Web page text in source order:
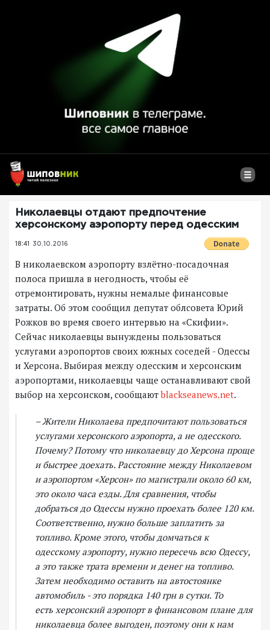
Николаевцы отдают предпочтение
херсонскому аэропорту перед одесским
18:41 30.10.2016
В николаевском аэропорту взлётно-посадочная
полоса пришла в негодность, чтобы её
отремонтировать, нужны немалые финансовые
затраты. Об этом сообщил депутат облсовета Юрий
Рожков во время своего интервью на «Скифии».
Сейчас николаевцы вынуждены пользоваться
услугами аэропортов своих южных соседей - Одессы
и Херсона. Выбирая между одесским и херсонским
аэропортами, николаевцы чаще останавливают свой
выбор на херсонском, сообщаютblackseanews.net.
– Жители Николаева предпочитают пользоваться
услугами херсонского аэропорта, а не одесского.
Почему? Потому что николаевцу до Херсона проще
и быстрее доехать. Расстояние между Николаевом
и аэропортом «Херсон» по магистрали около 60 км,
это около часа езды. Для сравнения, чтобы
добраться до Одессы нужно проехать более 120 км.
Соответственно, нужно больше заплатить за
топливо. Кроме этого, чтобы домчаться к
одесскому аэропорту, нужно пересечь всю Одессу,
а это также трата времени и денег на топливо.
Затем необходимо оставить на автостоянке
автомобиль - это порядка 140 грн в сутки. То
есть херсонский аэропорт в финансовом плане для
николаевца более выгоден, поэтому они к нам